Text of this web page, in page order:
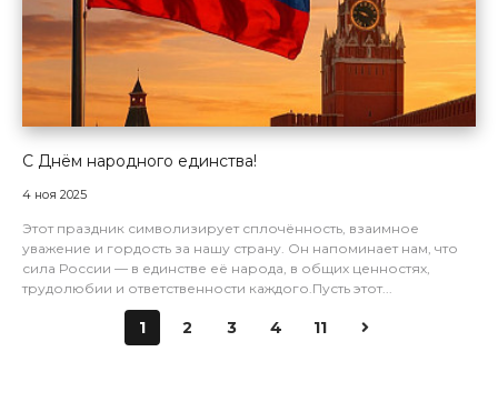
С Днём народного единства!
4 ноя 2025
Этот праздник символизирует сплочённость, взаимное
уважение и гордость за нашу страну. Он напоминает нам, что
сила России — в единстве её народа, в общих ценностях,
трудолюбии и ответственности каждого.Пусть этот...
1 2 3 4 11